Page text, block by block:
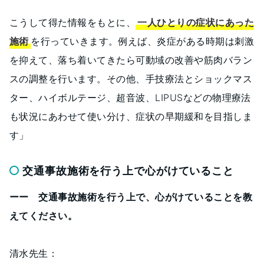
こうして得た情報をもとに、一人ひとりの症状にあった
施術 を行っていきます。例えば、炎症がある時期は刺激
を抑えて、落ち着いてきたら可動域の改善や筋肉バラン
スの調整を行います。その他、手技療法とショックマス
ター、ハイボルテージ、超音波、LIPUSなどの物理療法
も状況にあわせて使い分け、症状の早期緩和を目指しま
す」
交通事故施術を行う上で心がけていること
ーー 交通事故施術を行う上で、心がけていることを教
えてください。
清水先生：